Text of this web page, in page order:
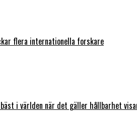
flera internationella forskare
i världen när det gäller hållbarhet